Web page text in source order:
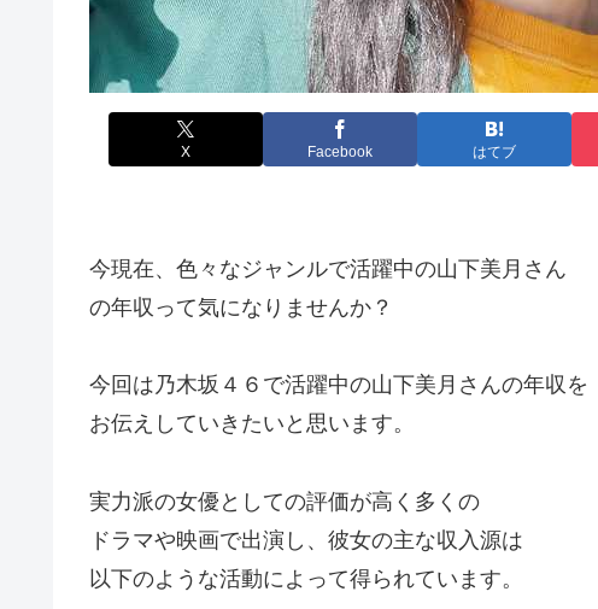
X Facebook はてブ
今現在、色々なジャンルで活躍中の山下美月さん
の年収って気になりませんか？
今回は乃木坂４６で活躍中の山下美月さんの年収を
お伝えしていきたいと思います。
実力派の女優としての評価が高く多くの
ドラマや映画で出演し、彼女の主な収入源は
以下のような活動によって得られています。